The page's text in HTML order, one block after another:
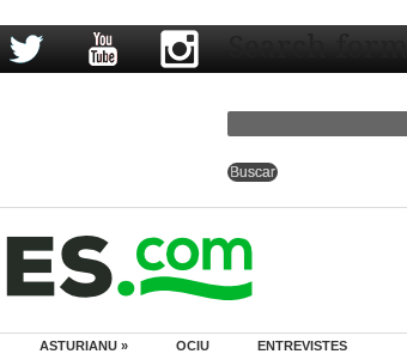
Search form
ASTURIANU » OCIU ENTREVISTES